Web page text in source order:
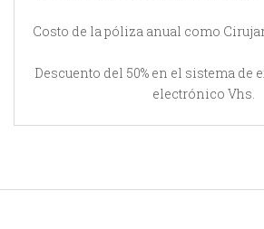
Costo de la póliza anual como
Descuento del 50% en el sistema
electrónico Vhs.